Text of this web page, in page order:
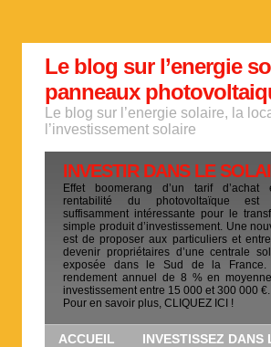
Le blog sur l’energie
panneaux
Le blog sur l’energie solaire, la
l’investissement solaire
INVESTIR DANS LE
Effet boomerang d’un tarif d’achat
rentabilité du photovoltaïque est
suffisamment intéressante pour le
simple produit d’investissement. Une
est de proposer aux particuliers et
devenir propriétaires d’une centrale
exposée dans le Sud de la France.
rendement annuel de 8 % en
investissement entre 15 000 et 300 000 €.
Pour en savoir plus, CLIQUEZ ICI !
ACCUEIL INVESTISSEZ DANS